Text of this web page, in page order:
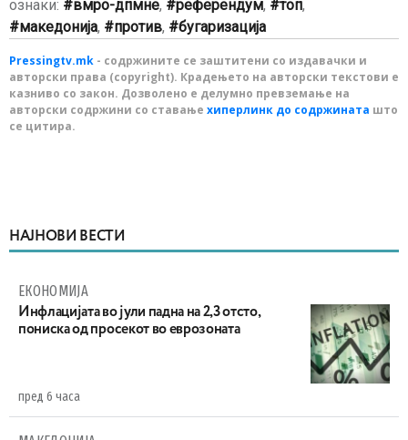
ознаки: вмро-дпмне, референдум, топ,
македонија, против, бугаризација
Pressingtv.mk - содржините се заштитени со издавачки и
авторски права (copyright). Крадењето на авторски текстови е
казниво со закон. Дозволено е делумно превземање на
авторски содржини со ставање хиперлинк до содржината што
се цитира.
НАЈНОВИ ВЕСТИ
ЕКОНОМИЈА
Инфлацијата во јули падна на 2,3 отсто,
пониска од просекот во еврозоната
пред 6 часа